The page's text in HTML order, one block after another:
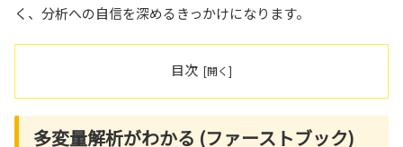
く、分析への自信を深めるきっかけになります。
目次
多変量解析がわかる (ファーストブック)